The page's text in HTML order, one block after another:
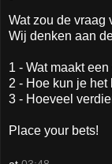
Wat zou de vraag
Wij denken aan
1 - Wat maakt
2 - Hoe kun je
3 - Hoeveel
Place your bets!